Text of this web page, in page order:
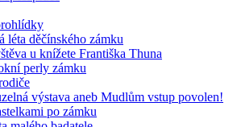
léta děčínského zámku
u knížete Františka Thuna
perly zámku
výstava aneb Mudlům vstup povolen!
po zámku